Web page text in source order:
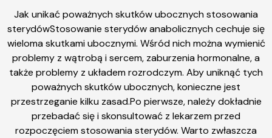
Jak unikać poważnych skutków ubocznych stosowania
sterydówStosowanie sterydów anabolicznych cechuje się
wieloma skutkami ubocznymi. Wśród nich można wymienić
problemy z wątrobą i sercem, zaburzenia hormonalne, a
także problemy z układem rozrodczym. Aby uniknąć tych
poważnych skutków ubocznych, konieczne jest
przestrzeganie kilku zasad.Po pierwsze, należy dokładnie
przebadać się i skonsultować z lekarzem przed
rozpoczęciem stosowania sterydów. Warto zwłaszcza